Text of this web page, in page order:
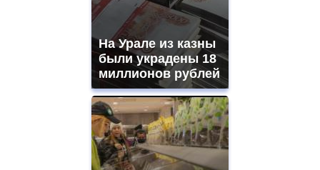
На Урале из казны
были украдены 18
миллионов рублей